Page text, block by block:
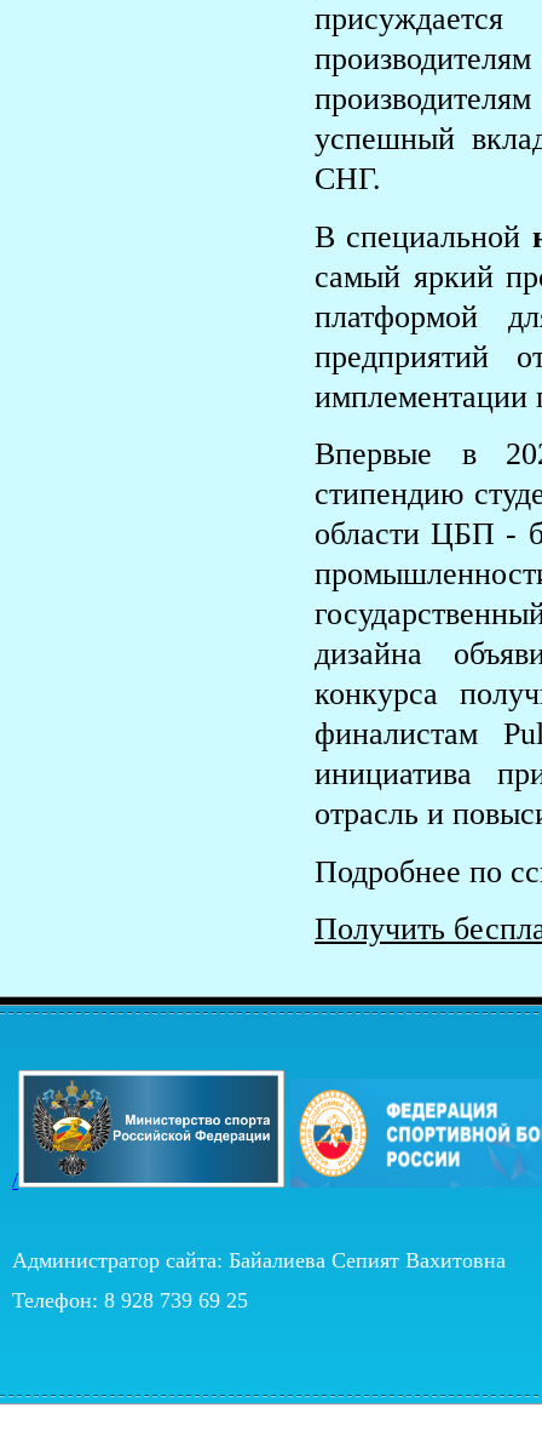
успешный
СНГ.
В специальной
самый яркий
платформой
предприятий
имплементации
Впервые в
стипендию
области ЦБП -
дизайна
конкурса
финалистам
инициатива
отрасль и
Подробнее по
Получить
/
Администратор сайта: Байалиева Сепият Вахитовна
Телефон: 8 928 739 69 25